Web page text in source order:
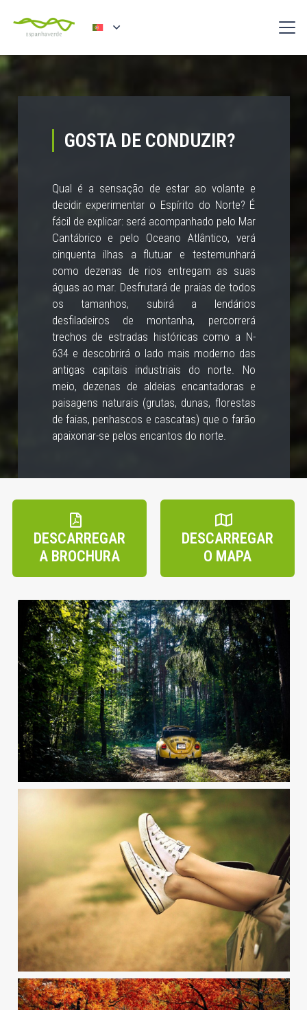
GOSTA DE CONDUZIR?
Qual é a sensação de estar ao volante e
decidir experimentar o Espírito do Norte? É
fácil de explicar: será acompanhado pelo Mar
Cantábrico e pelo Oceano Atlântico, verá
cinquenta ilhas a flutuar e testemunhará
como dezenas de rios entregam as suas
águas ao mar. Desfrutará de praias de todos
os tamanhos, subirá a lendários
desfiladeiros de montanha, percorrerá
trechos de estradas históricas como a N-
634 e descobrirá o lado mais moderno das
antigas capitais industriais do norte. No
meio, dezenas de aldeias encantadoras e
paisagens naturais (grutas, dunas, florestas
de faias, penhascos e cascatas) que o farão
apaixonar-se pelos encantos do norte.
DESCARREGAR
A BROCHURA
DESCARREGAR
O MAPA